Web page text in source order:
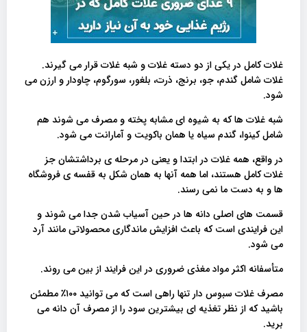
غلات کامل در یکی از دو دسته غلات و شبه غلات قرار می گیرند.
غلات شامل گندم، جو، برنج، ذرت، بلغور، سورگوم، چاودار و ارزن می
شود.
شبه غلات ها که به شیوه ای مشابه پخته و مصرف می شوند هم
شامل کینوا، گندم سیاه یا همان باکویت و آمارانت می شود.
در واقع، همه غلات در ابتدا و یعنی در مرحله ی برداشتشان جز
غلات کامل هستند، اما همه آنها به همان شکل به قفسه ی فروشگاه
ها و به دست ما نمی رسند.
قسمت های اصلی دانه ها در حین آسیاب شدن جدا می شوند و
این فرایندی است که باعث افزایش ماندگاری محصولاتی مانند آرد
می شود.
متأسفانه اکثر مواد مغذی ضروری در این فرایند از بین می روند.
مصرف غلات سبوس دار تنها راهی است که می توانید ۱۰۰٪ مطمئن
باشید که از نظر تغذیه ای بیشترین سود را از مصرف آن دانه می
برید.